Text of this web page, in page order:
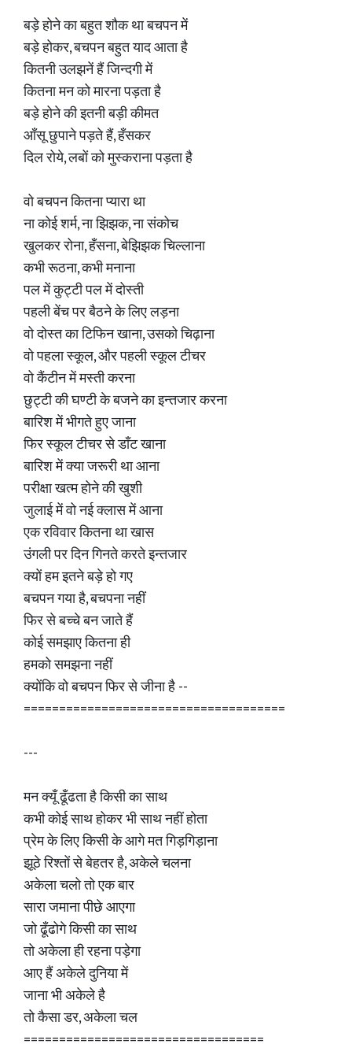
बड़े होने का बहुत शौक था बचपन में
बड़े होकर, बचपन बहुत याद आता है
कितनी उलझनें हैं जिन्दगी में
कितना मन को मारना पड़ता है
बड़े होने की इतनी बड़ी कीमत
आँसू छुपाने पड़ते हैं, हँसकर
दिल रोये, लबों को मुस्कराना पड़ता है
वो बचपन कितना प्यारा था
ना कोई शर्म, ना झिझक, ना संकोच
खुलकर रोना, हँसना, बेझिझक चिल्लाना
कभी रूठना, कभी मनाना
पल में कुट्टी पल में दोस्ती
पहली बेंच पर बैठने के लिए लड़ना
वो दोस्त का टिफिन खाना, उसको चिढ़ाना
वो पहला स्कूल, और पहली स्कूल टीचर
वो कैंटीन में मस्ती करना
छुट्टी की घण्टी के बजने का इन्तजार करना
बारिश में भीगते हुए जाना
फिर स्कूल टीचर से डाँट खाना
बारिश में क्या जरूरी था आना
परीक्षा खत्म होने की खुशी
जुलाई में वो नई क्लास में आना
एक रविवार कितना था खास
उंगली पर दिन गिनते करते इन्तजार
क्यों हम इतने बड़े हो गए
बचपन गया है, बचपना नहीं
फिर से बच्चे बन जाते हैं
कोई समझाए कितना ही
हमको समझना नहीं
क्योंकि वो बचपन फिर से जीना है --
=====================================
---
मन क्यूँ ढूँढता है किसी का साथ
कभी कोई साथ होकर भी साथ नहीं होता
प्रेम के लिए किसी के आगे मत गिड़गिड़ाना
झूठे रिश्तों से बेहतर है, अकेले चलना
अकेला चलो तो एक बार
सारा जमाना पीछे आएगा
जो ढूँढोगे किसी का साथ
तो अकेला ही रहना पड़ेगा
आए हैं अकेले दुनिया में
जाना भी अकेले है
तो कैसा डर, अकेला चल